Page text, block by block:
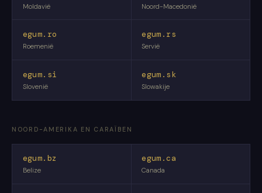
Moldavië Noord-Macedonië
egum.ro
Roemenië
egum.rs
Servië
egum.si
Slovenië
egum.sk
Slowakije
NOORD-AMERIKA EN CARAÏBEN
egum.bz
Belize
egum.ca
Canada